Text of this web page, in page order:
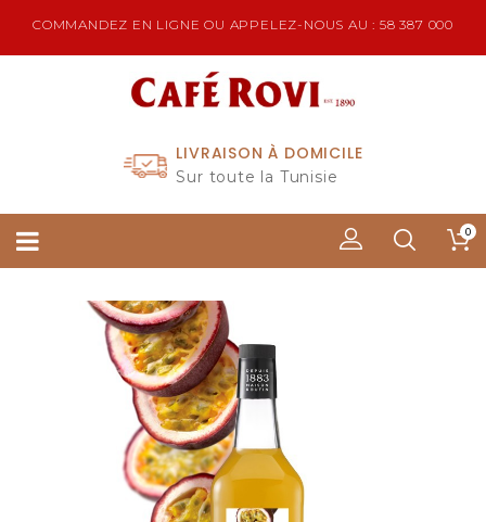
COMMANDEZ EN LIGNE OU APPELEZ-NOUS AU : 58 387 000
LIVRAISON À DOMICILE
Sur toute la Tunisie
0